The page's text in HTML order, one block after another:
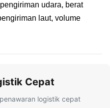
udara, berat
laut, volume
Cepat
logistik cepat